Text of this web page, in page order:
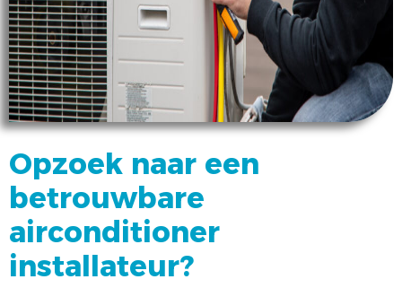
Opzoek naar een
betrouwbare
airconditioner
installateur?